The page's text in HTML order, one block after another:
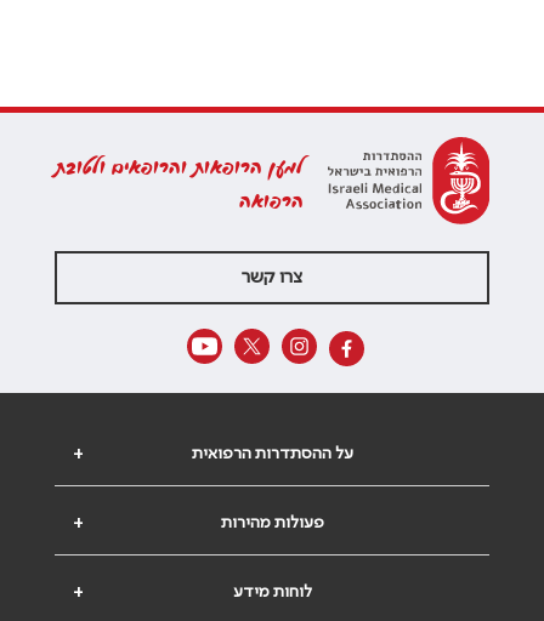
למען הרופאות והרופאים ולטובת
הרפואה
צרו קשר
+ על ההסתדרות הרפואית
+ פעולות מהירות
+ לוחות מידע